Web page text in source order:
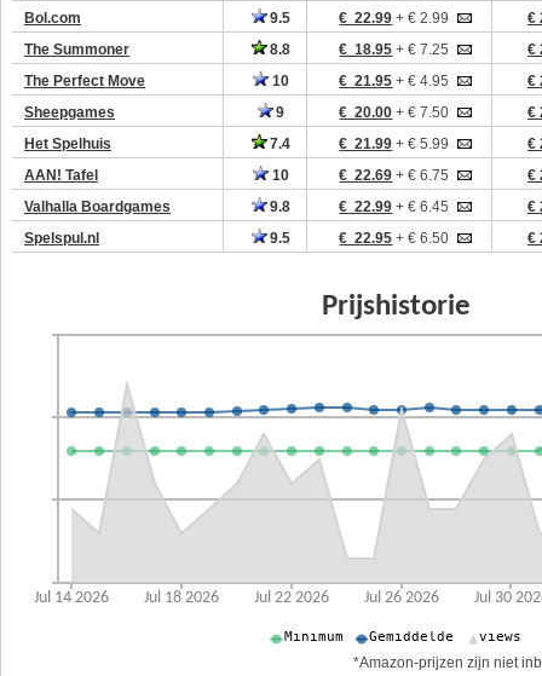
Bol.com
9.5 € 22.99 + € 2.99
€
The Summoner
8.8 € 18.95 + € 7.25
€
The Perfect Move
10 € 21.95 + € 4.95
€
Sheepgames
9 € 20.00 + € 7.50
€
Het Spelhuis
7.4 € 21.99 + € 5.99
€
AAN! Tafel
10 € 22.69 + € 6.75
€
Valhalla Boardgames
9.8 € 22.99 + € 6.45
€
Spelspul.nl
9.5 € 22.95 + € 6.50 €
*Amazon-prijzen zijn niet